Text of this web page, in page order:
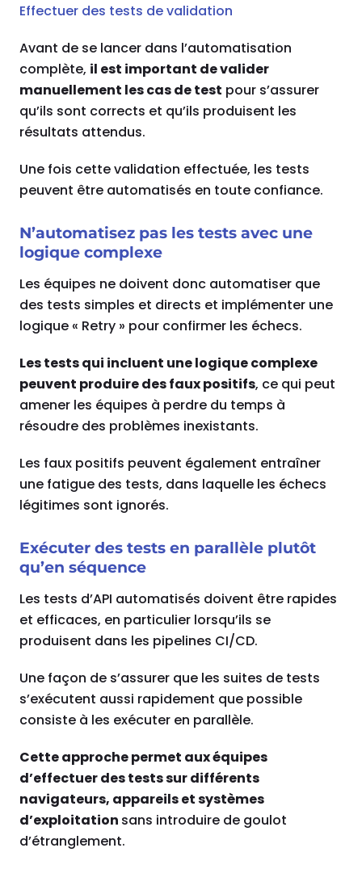
Effectuer des tests de validation
Avant de se lancer dans l’automatisation
complète, il est important de valider
manuellement les cas de test pour s’assurer
qu’ils sont corrects et qu’ils produisent les
résultats attendus.
Une fois cette validation effectuée, les tests
peuvent être automatisés en toute confiance.
N’automatisez pas les tests avec une
logique complexe
Les équipes ne doivent donc automatiser que
des tests simples et directs et implémenter une
logique « Retry » pour confirmer les échecs.
Les tests qui incluent une logique complexe
peuvent produire des faux positifs, ce qui peut
amener les équipes à perdre du temps à
résoudre des problèmes inexistants.
Les faux positifs peuvent également entraîner
une fatigue des tests, dans laquelle les échecs
légitimes sont ignorés.
Exécuter des tests en parallèle plutôt
qu’en séquence
Les tests d’API automatisés doivent être rapides
et efficaces, en particulier lorsqu’ils se
produisent dans les pipelines CI/CD.
Une façon de s’assurer que les suites de tests
s’exécutent aussi rapidement que possible
consiste à les exécuter en parallèle.
Cette approche permet aux équipes
d’effectuer des tests sur différents
navigateurs, appareils et systèmes
d’exploitation sans introduire de goulot
d’étranglement.